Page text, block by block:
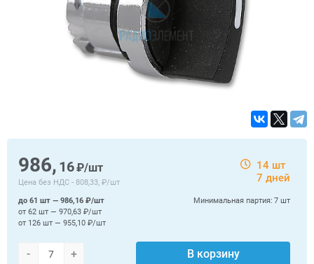
986, 16₽/шт
Цена без НДС - 808,33, ₽/шт
14 шт
7 дней
- + В корзину
Минимальная партия: 7 шт
до 61 шт — 986,16 ₽/шт
от 62 шт — 970,63 ₽/шт
от 126 шт — 955,10 ₽/шт